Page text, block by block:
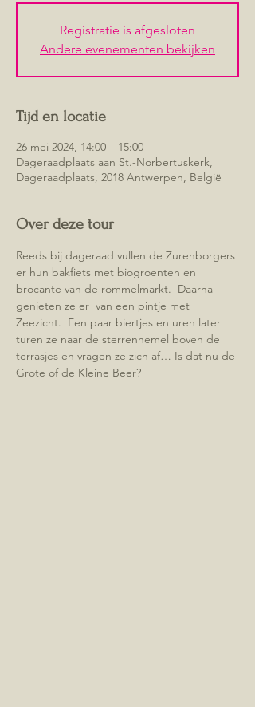
Registratie is afgesloten
Andere evenementen bekijken
Tijd en locatie
26 mei 2024, 14:00 – 15:00
Dageraadplaats aan St.-Norbertuskerk,
Dageraadplaats, 2018 Antwerpen, België
Over deze tour
Reeds bij dageraad vullen de Zurenborgers
er hun bakfiets met biogroenten en
brocante van de rommelmarkt.  Daarna
genieten ze er  van een pintje met
Zeezicht.  Een paar biertjes en uren later
turen ze naar de sterrenhemel boven de
terrasjes en vragen ze zich af… Is dat nu de
Grote of de Kleine Beer?